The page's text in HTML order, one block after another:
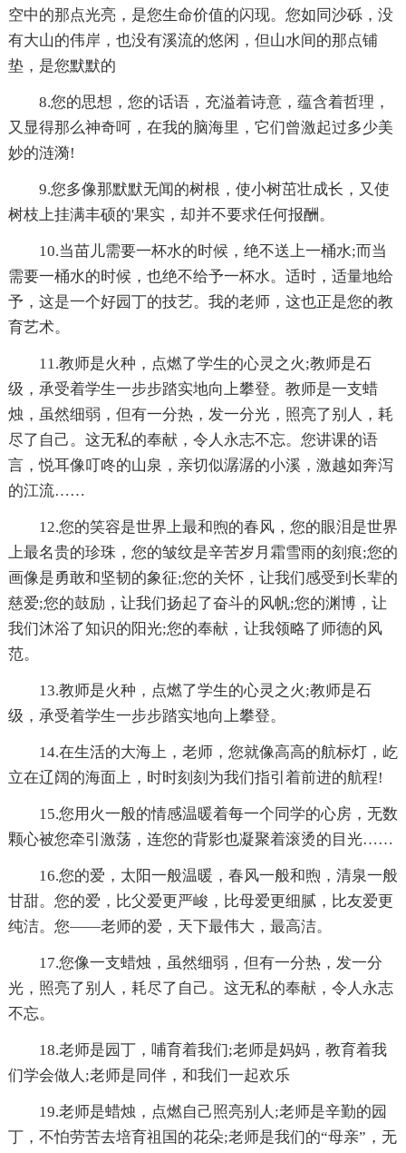
空中的那点光亮，是您生命价值的闪现。您如同沙砾，没
有大山的伟岸，也没有溪流的悠闲，但山水间的那点铺
垫，是您默默的
8.您的思想，您的话语，充溢着诗意，蕴含着哲理，
又显得那么神奇呵，在我的脑海里，它们曾激起过多少美
妙的涟漪!
9.您多像那默默无闻的树根，使小树茁壮成长，又使
树枝上挂满丰硕的'果实，却并不要求任何报酬。
10.当苗儿需要一杯水的时候，绝不送上一桶水;而当
需要一桶水的时候，也绝不给予一杯水。适时，适量地给
予，这是一个好园丁的技艺。我的老师，这也正是您的教
育艺术。
11.教师是火种，点燃了学生的心灵之火;教师是石
级，承受着学生一步步踏实地向上攀登。教师是一支蜡
烛，虽然细弱，但有一分热，发一分光，照亮了别人，耗
尽了自己。这无私的奉献，令人永志不忘。您讲课的语
言，悦耳像叮咚的山泉，亲切似潺潺的小溪，激越如奔泻
的江流……
12.您的笑容是世界上最和煦的春风，您的眼泪是世界
上最名贵的珍珠，您的皱纹是辛苦岁月霜雪雨的刻痕;您的
画像是勇敢和坚韧的象征;您的关怀，让我们感受到长辈的
慈爱;您的鼓励，让我们扬起了奋斗的风帆;您的渊博，让
我们沐浴了知识的阳光;您的奉献，让我领略了师德的风
范。
13.教师是火种，点燃了学生的心灵之火;教师是石
级，承受着学生一步步踏实地向上攀登。
14.在生活的大海上，老师，您就像高高的航标灯，屹
立在辽阔的海面上，时时刻刻为我们指引着前进的航程!
15.您用火一般的情感温暖着每一个同学的心房，无数
颗心被您牵引激荡，连您的背影也凝聚着滚烫的目光……
16.您的爱，太阳一般温暖，春风一般和煦，清泉一般
甘甜。您的爱，比父爱更严峻，比母爱更细腻，比友爱更
纯洁。您——老师的爱，天下最伟大，最高洁。
17.您像一支蜡烛，虽然细弱，但有一分热，发一分
光，照亮了别人，耗尽了自己。这无私的奉献，令人永志
不忘。
18.老师是园丁，哺育着我们;老师是妈妈，教育着我
们学会做人;老师是同伴，和我们一起欢乐
19.老师是蜡烛，点燃自己照亮别人;老师是辛勤的园
丁，不怕劳苦去培育祖国的花朵;老师是我们的“母亲”，无